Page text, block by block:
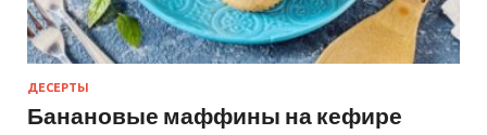
ДЕСЕРТЫ
Банановые маффины на кефире